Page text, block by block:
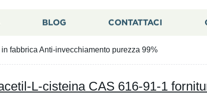
BLOG CONTATTACI
fabbrica Anti-invecchiamento purezza 99%
L-cisteina CAS 616-91-1